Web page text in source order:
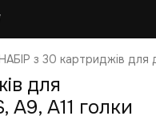
з 30 картриджів для
для
A11 голки